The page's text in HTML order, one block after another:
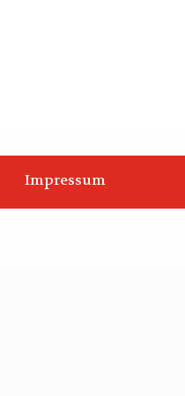
Impressum